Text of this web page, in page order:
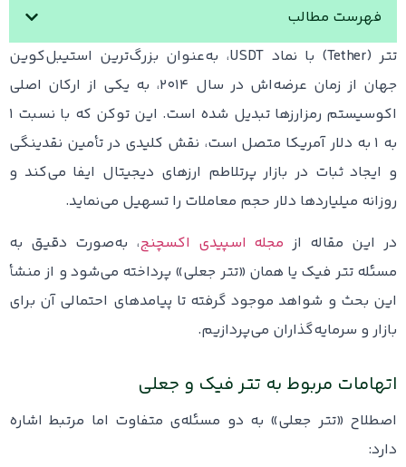
فهرست مطالب
تتر (Tether) با نماد USDT، به‌عنوان بزرگ‌ترین استیبل‌کوین
جهان از زمان عرضه‌اش در سال ۲۰۱۴، به یکی از ارکان اصلی
اکوسیستم رمزارزها تبدیل شده است. این توکن که با نسبت ۱
به ۱ به دلار آمریکا متصل است، نقش کلیدی در تأمین نقدینگی
و ایجاد ثبات در بازار پرتلاطم ارزهای دیجیتال ایفا می‌کند و
روزانه میلیاردها دلار حجم معاملات را تسهیل می‌نماید.
در این مقاله از مجله اسپیدی اکسچنج، به‌صورت دقیق به
مسئله‌ تتر فیک یا همان «تتر جعلی» پرداخته می‌شود و از منشأ
این بحث و شواهد موجود گرفته تا پیامدهای احتمالی آن برای
بازار و سرمایه‌گذاران می‌پردازیم.
اتهامات مربوط به تتر فیک و جعلی
اصطلاح «تتر جعلی» به دو مسئله‌ی متفاوت اما مرتبط اشاره
دارد: